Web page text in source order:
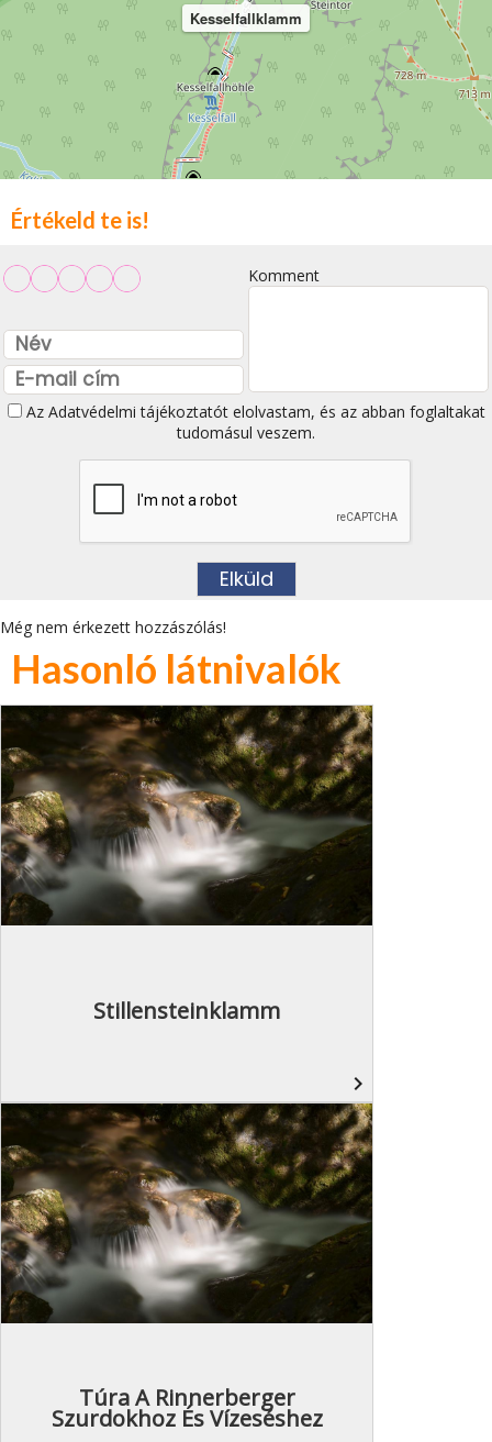
Kesselfallklamm
Értékeld te is!
Komment
Az Adatvédelmi tájékoztatótelolvastam, és az abban foglaltakat
tudomásul veszem.
Még nem érkezett hozzászólás!
Hasonló látnivalók
Stillensteinklamm
navigate_next
Túra A Rinnerberger
Szurdokhoz És Vízeséshez